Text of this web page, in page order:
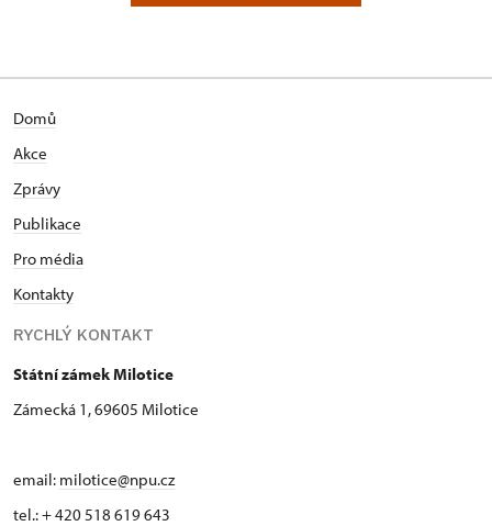
Domů
Akce
Zprávy
Publikace
Pro média
Kontakty
RYCHLÝ KONTAKT
Státní zámek Milotice
Zámecká 1, 69605 Milotice
email: milotice@npu.cz
tel.: + 420 518 619 643